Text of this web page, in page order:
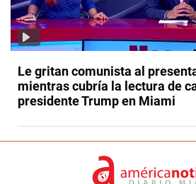
Le gritan comunista al
mientras cubría la lectura de
presidente Trump en Miami